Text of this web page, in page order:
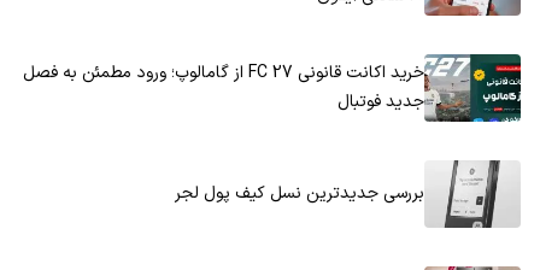
خرید اکانت قانونی FC 27 از گامالوپ؛ ورود مطمئن به فصل
جدید فوتبال
بررسی جدیدترین نسل کیف پول لجر